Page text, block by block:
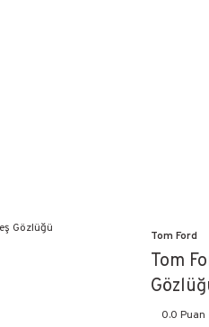
Tom Ford
Tom
0.0 Puan